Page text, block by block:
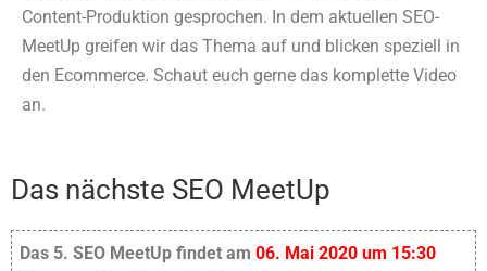
Content-Produktion gesprochen. In dem aktuellen SEO-
MeetUp greifen wir das Thema auf und blicken speziell in
den Ecommerce. Schaut euch gerne das komplette Video
an.
Das nächste SEO MeetUp
Das 5. SEO MeetUp findet am 06. Mai 2020 um 15:30